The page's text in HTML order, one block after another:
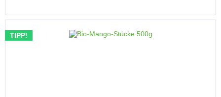
TIPP!